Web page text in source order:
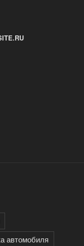
автомобиля